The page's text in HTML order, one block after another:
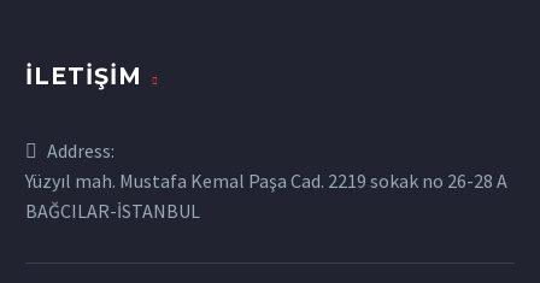
İLETIŞIM
Address:
Yüzyıl mah. Mustafa Kemal Paşa Cad. 2219 sokak no 26-28 A
BAĞCILAR-İSTANBUL